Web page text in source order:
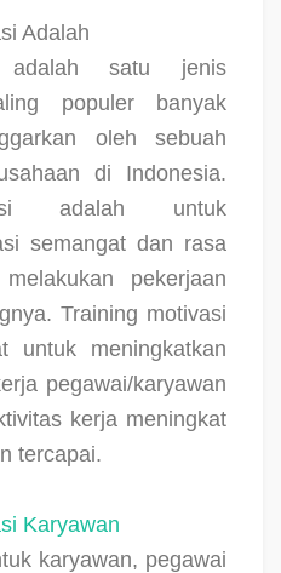
Adalah
adalah satu jenis
populer banyak
oleh sebuah
di Indonesia.
adalah untuk
semangat dan rasa
pekerjaan
Training motivasi
untuk meningkatkan
pegawai/karyawan
kerja meningkat
tercapai.
Karyawan
karyawan, pegawai